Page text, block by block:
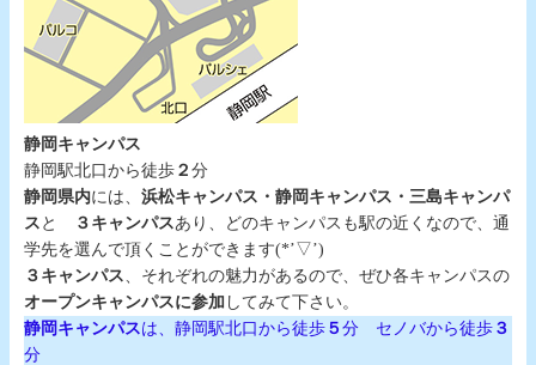
静岡キャンパス
静岡駅北口から徒歩 ２ 分
静岡県内には、 浜松キャンパス・静岡キャンパス・三島キャンパ
ス と ３キャンパスあり、どのキャンパスも駅の近くなので、通
学先を選んで頂くことができます(*’▽’)
３キャンパス、それぞれの魅力があるので、ぜひ各キャンパスの
オープンキャンパスに参加 してみて下さい。
静岡キャンパスは、静岡駅北口から徒歩 ５ 分 セノバから徒歩 ３
分